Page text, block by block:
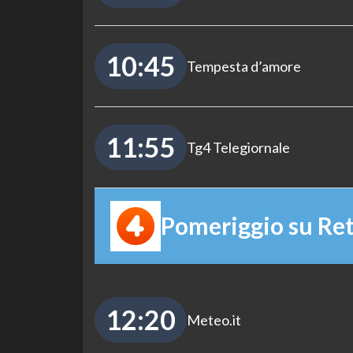
10:45 Tempesta d’amore
11:55 Tg4 Telegiornale
Pomeriggio su
12:20 Meteo.it